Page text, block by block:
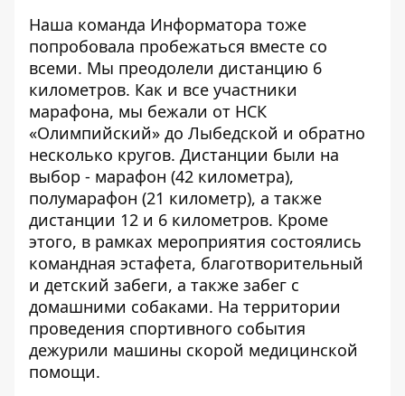
Наша команда Информатора тоже
попробовала пробежаться вместе со
всеми. Мы преодолели дистанцию 6
километров. Как и все участники
марафона, мы бежали от НСК
«Олимпийский» до Лыбедской и обратно
несколько кругов. Дистанции были на
выбор - марафон (42 километра),
полумарафон (21 километр), а также
дистанции 12 и 6 километров. Кроме
этого, в рамках мероприятия состоялись
командная эстафета, благотворительный
и детский забеги, а также забег с
домашними собаками. На территории
проведения спортивного события
дежурили машины скорой медицинской
помощи.